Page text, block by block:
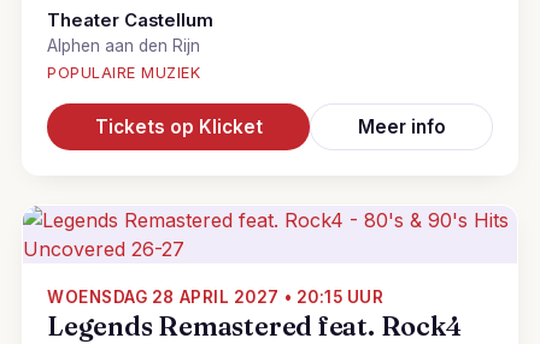
Theater Castellum
Alphen aan den Rijn
POPULAIRE MUZIEK
Tickets op Klicket Meer info
WOENSDAG 28 APRIL 2027 • 20:15 UUR
Legends Remastered feat. Rock4